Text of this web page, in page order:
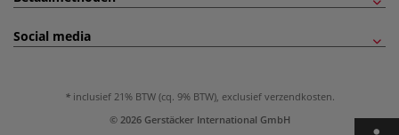
Social media
inclusief 21% BTW (cq. 9% BTW), exclusief verzendkosten.
© 2026 Gerstäcker International GmbH